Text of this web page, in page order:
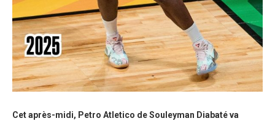
Cet après-midi, Petro Atletico de Souleyman Diabaté va